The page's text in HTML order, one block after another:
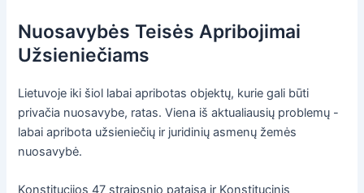
Nuosavybės Teisės Apribojimai
Užsieniečiams
Lietuvoje iki šiol labai apribotas objektų, kurie gali būti
privačia nuosavybe, ratas. Viena iš aktualiausių problemų -
labai apribota užsieniečių ir juridinių asmenų žemės
nuosavybė.
Konstitucijos 47 straipsnio pataisa ir Konstitucinis